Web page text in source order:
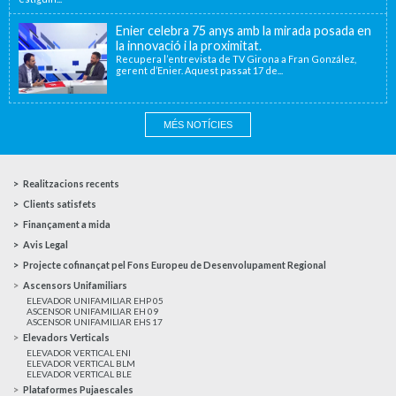
Enier celebra 75 anys amb la mirada posada en
la innovació i la proximitat.
Recupera l’entrevista de TV Girona a Fran González,
gerent d’Enier. Aquest passat 17 de...
MÉS NOTÍCIES
Realitzacions recents
Clients satisfets
Finançament a mida
Avis Legal
Projecte cofinançat pel Fons Europeu de Desenvolupament Regional
Ascensors Unifamiliars
ELEVADOR UNIFAMILIAR EHP 05
ASCENSOR UNIFAMILIAR EH 09
ASCENSOR UNIFAMILIAR EHS 17
Elevadors Verticals
ELEVADOR VERTICAL ENI
ELEVADOR VERTICAL BLM
ELEVADOR VERTICAL BLE
Plataformes Pujaescales